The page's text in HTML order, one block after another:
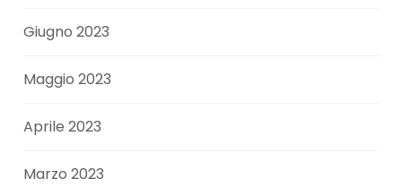
Giugno 2023
Maggio 2023
Aprile 2023
Marzo 2023